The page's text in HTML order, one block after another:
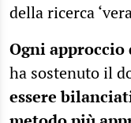
della ricerca
Ogni
ha sostenuto il
essere